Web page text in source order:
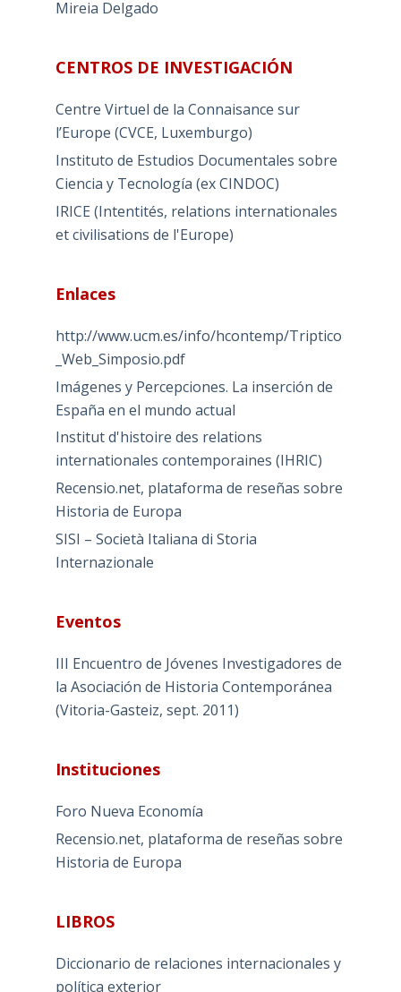
Mireia Delgado
CENTROS DE INVESTIGACIÓN
Centre Virtuel de la Connaisance sur
l’Europe (CVCE, Luxemburgo)
Instituto de Estudios Documentales sobre
Ciencia y Tecnología (ex CINDOC)
IRICE (Intentités, relations internationales
et civilisations de l'Europe)
Enlaces
http://www.ucm.es/info/hcontemp/Triptico
_Web_Simposio.pdf
Imágenes y Percepciones. La inserción de
España en el mundo actual
Institut d'histoire des relations
internationales contemporaines (IHRIC)
Recensio.net, plataforma de reseñas sobre
Historia de Europa
SISI – Società Italiana di Storia
Internazionale
Eventos
III Encuentro de Jóvenes Investigadores de
la Asociación de Historia Contemporánea
(Vitoria-Gasteiz, sept. 2011)
Instituciones
Foro Nueva Economía
Recensio.net, plataforma de reseñas sobre
Historia de Europa
LIBROS
Diccionario de relaciones internacionales y
política exterior